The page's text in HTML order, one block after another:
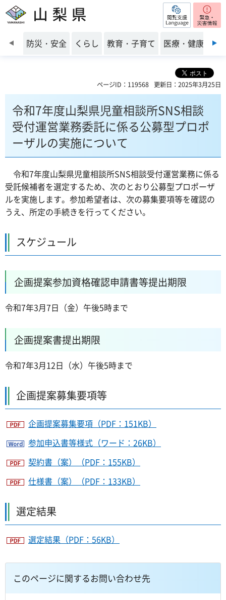
山梨県 閲覧支援
前のスライドを表示
防災・安全 くらし 教育・子育て 医療・健康・福
ページID：119568 更新日：2025年3月25日
令和7年度山梨県児童相談所SNS相談
受付運営業務委託に係る公募型プロポ
ーザルの実施について
令和7年度山梨県児童相談所SNS相談受付運営業務に係る
受託候補者を選定するため、次のとおり公募型プロポーザ
ルを実施します。参加希望者は、次の募集要項等を確認の
うえ、所定の手続きを行ってください。
スケジュール
企画提案参加資格確認申請書等提出期限
令和7年3月7日（金）午後5時まで
企画提案書提出期限
令和7年3月12日（水）午後5時まで
企画提案募集要項等
企画提案募集要項（PDF：151KB）
参加申込書等様式（ワード：26KB）
契約書（案）（PDF：155KB）
仕様書（案）（PDF：133KB）
選定結果
選定結果（PDF：56KB）
このページに関するお問い合わせ先